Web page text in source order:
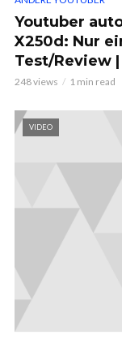
Youtuber
X250d: Nur
Test/Review
248 views 1 min read
VIDEO